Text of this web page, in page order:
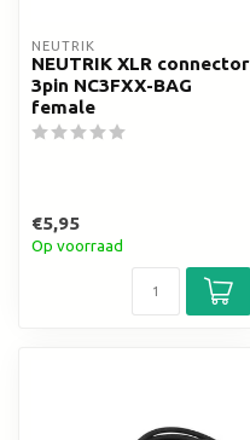
NEUTRIK
NEUTRIK XLR connector
3pin NC3FXX-BAG
female
€5,95
Op voorraad